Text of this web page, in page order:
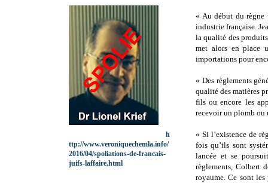
« Au début du
industrie française.
la qualité des
met alors en place
importations pour
« Des règlements
qualité des matières
fils ou encore les
recevoir un plomb ou
« Si l’existence de
fois qu’ils sont
lancée et se
règlements, Colbert
royaume. Ce sont les
h
ttp://www.veroniquechemla.info/
2016/04/spoliations-de-francais-
juifs-laffaire.html